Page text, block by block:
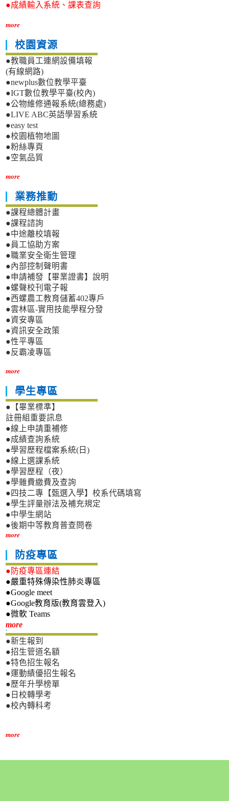
●成績輸入系統、課表查詢
more
校園資源
●教職員工連網設備填報
(有線網路)
●newplus數位教學平臺
●IGT數位教學平臺(校內)
●公物維修通報系統(總務處)
●LIVE ABC英語學習系統
●easy test
●校園植物地圖
●粉絲專頁
●空氣品質
more
業務推動
●課程總體計畫
●課程諮詢
●中途離校填報
●員工協助方案
●職業安全衛生管理
●內部控制聲明書
●申請補發【畢業證書】說明
●螺聲校刊電子報
●西螺農工教育儲蓄402專戶
●雲林區-實用技能學程分發
●資安專區
●資訊安全政策
●性平專區
●反霸凌專區
more
學生專區
●【畢業標準】
註冊組重要訊息
●線上申請重補修
●成績查詢系統
●學習歷程檔案系統(日)
●線上選課系統
●學習歷程（夜）
●學雜費繳費及查詢
●四技二專【甄選入學】校系代碼填寫
●學生評量辦法及補充規定
●中學生網站
●後期中等教育普查問卷
more
防疫專區
●防疫專區連結
●嚴重特殊傳染性肺炎專區
●Google meet
●Google教育版(教育雲登入)
●微軟 Teams
more新生專區
●新生報到
●招生管道名額
●特色招生報名
●運動績優招生報名
●歷年升學榜單
●日校轉學考
●校內轉科考
more